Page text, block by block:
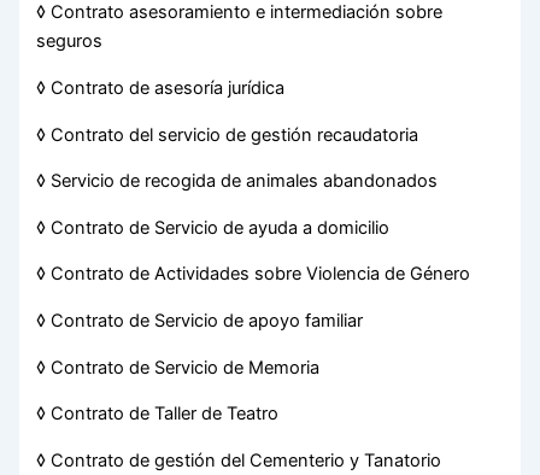
◊ Contrato asesoramiento e intermediación sobre
seguros
◊ Contrato de asesoría jurídica
◊ Contrato del servicio de gestión recaudatoria
◊ Servicio de recogida de animales abandonados
◊ Contrato de Servicio de ayuda a domicilio
◊ Contrato de Actividades sobre Violencia de Género
◊ Contrato de Servicio de apoyo familiar
◊ Contrato de Servicio de Memoria
◊ Contrato de Taller de Teatro
◊ Contrato de gestión del Cementerio y Tanatorio